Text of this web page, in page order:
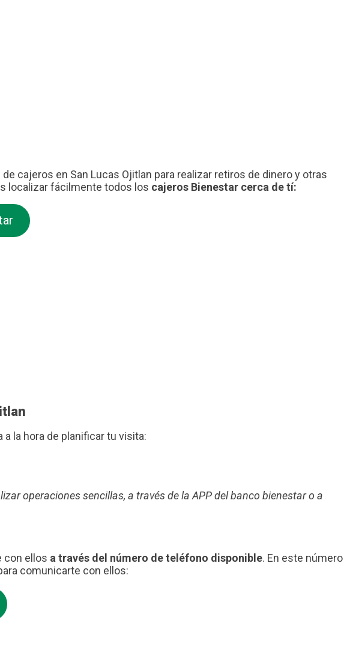
de cajeros en San Lucas Ojitlan para realizar retiros de dinero y otras
localizar fácilmente todos los cajeros Bienestar cerca de tí:
a la hora de planificar tu visita:
operaciones sencillas, a través de la APP del banco bienestar o a
con ellos a través del número de teléfono disponible. En este número
comunicarte con ellos: